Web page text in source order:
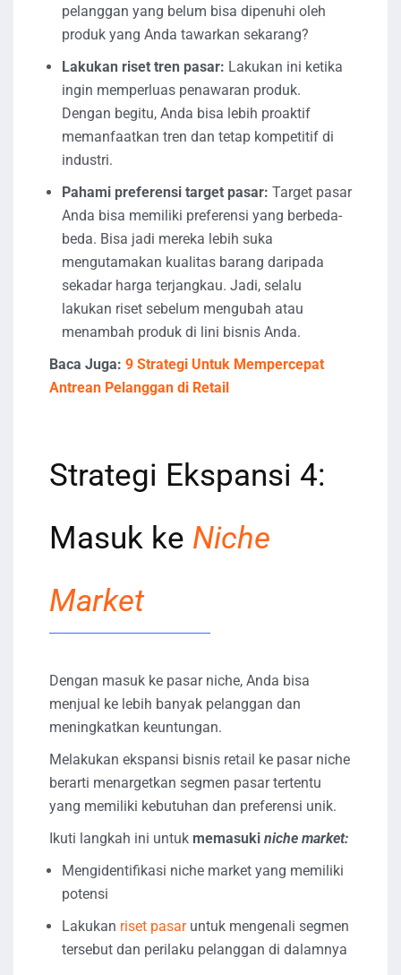
pelanggan yang belum bisa dipenuhi oleh
produk yang Anda tawarkan sekarang?
Lakukan riset tren pasar: Lakukan ini ketika
ingin memperluas penawaran produk.
Dengan begitu, Anda bisa lebih proaktif
memanfaatkan tren dan tetap kompetitif di
industri.
Pahami preferensi target pasar: Target pasar
Anda bisa memiliki preferensi yang berbeda-
beda. Bisa jadi mereka lebih suka
mengutamakan kualitas barang daripada
sekadar harga terjangkau. Jadi, selalu
lakukan riset sebelum mengubah atau
menambah produk di lini bisnis Anda.
Baca Juga: 9 Strategi Untuk Mempercepat
Antrean Pelanggan di Retail
Strategi Ekspansi 4:
Masuk ke Niche
Market
Dengan masuk ke pasar niche, Anda bisa
menjual ke lebih banyak pelanggan dan
meningkatkan keuntungan.
Melakukan ekspansi bisnis retail ke pasar niche
berarti menargetkan segmen pasar tertentu
yang memiliki kebutuhan dan preferensi unik.
Ikuti langkah ini untuk memasuki niche market:
Mengidentifikasi niche market yang memiliki
potensi
Lakukan riset pasaruntuk mengenali segmen
tersebut dan perilaku pelanggan di dalamnya